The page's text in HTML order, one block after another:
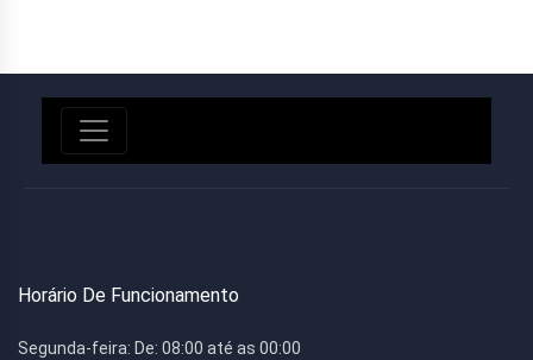
Horário De Funcionamento
Segunda-feira: De: 08:00 até as 00:00